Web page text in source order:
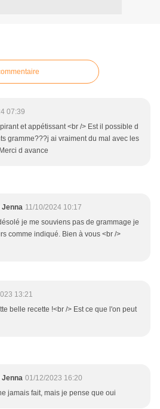
07:39
et appétissant <br /> Est il possible d
gramme???j ai vraiment du mal avec les
d avance
Jenna 11/10/2024 10:17
je me souviens pas de grammage je
comme indiqué. Bien à vous <br />
13:21
belle recette !<br /> Est ce que l'on peut
Jenna 01/12/2023 16:20
jamais fait, mais je pense que oui